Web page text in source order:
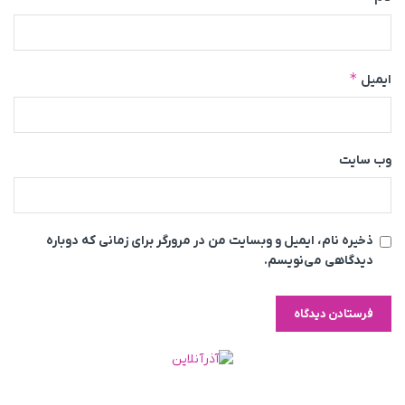
ایمیل *
وب‌ سایت
ذخیره نام، ایمیل و وبسایت من در مرورگر برای زمانی که دوباره
دیدگاهی می‌نویسم.